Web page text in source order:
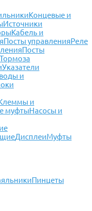
Концевые и
Источники
Кабель и
Посты управленияРеле
Посты
Тормоза
Указатели
и
и
муфтыНасосы и
ДисплеиМуфты
Пинцеты